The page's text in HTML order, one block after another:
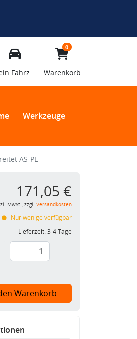
Fahrzeug
0
Warenkorb
Werkzeuge
AS-PL
171,05 €
MwSt., zzgl. Versandkosten
Nur wenige verfügbar
Lieferzeit:3-4 Tage
Warenkorb